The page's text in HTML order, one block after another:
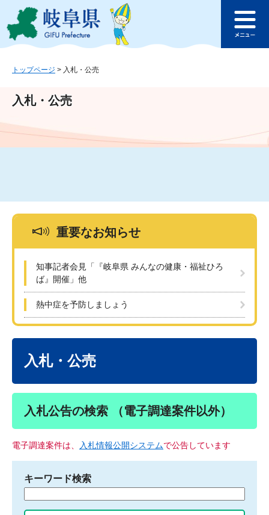
ジ
ュ
文
このページの本文へ
ュ
トップページ > 入札・公売
入札・公売
重要なお知らせ
知事記者会見「『岐阜県 みんなの健康・福祉ひろ
ば』開催」他
熱中症を予防しましょう
入札・公売
入札公告の検索 （電子調達案件以外）
電子調達案件は、 入札情報公開システムで公告しています
キーワード検索